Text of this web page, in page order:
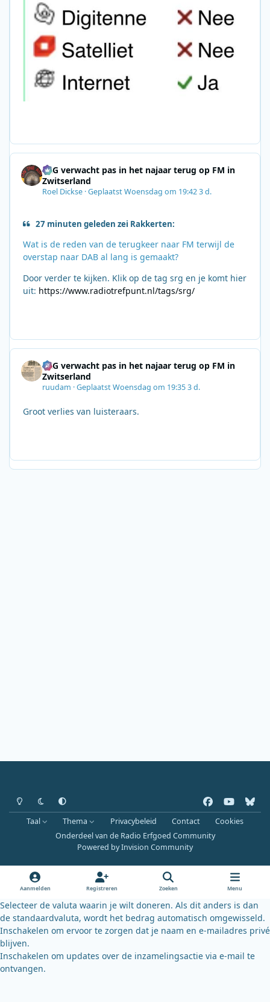
SRG verwacht pas in het najaar terug op FM in
Zwitserland
Roel Dickse ·GeplaatstWoensdag om 19:423 d.
27 minuten geleden zei Rakkerten:
Wat is de reden van de terugkeer naar FM terwijl de
overstap naar DAB al lang is gemaakt?
Door verder te kijken. Klik op de tag srg en je komt hier
uit: https://www.radiotrefpunt.nl/tags/srg/
SRG verwacht pas in het najaar terug op FM in
Zwitserland
ruudam ·GeplaatstWoensdag om 19:353 d.
Groot verlies van luisteraars.
Heldere modus
Donkere modus
Systeemvoorkeur
a
c
e
k
o
u
b
l
u
k
y
Taal Thema Privacybeleid Contact
Cookies
Onderdeel van de Radio Erfgoed Community
Powered byInvision Community
Aanmelden Registreren Zoeken Menu
Selecteer de valuta waarin je wilt doneren. Als dit anders is dan
de standaardvaluta, wordt het bedrag automatisch omgewisseld.
Inschakelen om ervoor te zorgen dat je naam en e-mailadres privé
blijven.
Inschakelen om updates over de inzamelingsactie via e-mail te
ontvangen.